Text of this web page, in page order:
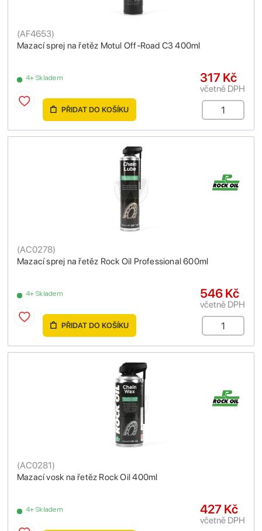
Mazací sprej na řetěz Motul Off-Road C3 400ml
(AF4653)
4+ Skladem 317 Kč
včetně DPH
PŘIDAT DO KOŠÍKU
Mazací sprej na řetěz Rock Oil Professional 600ml
(AC0278)
4+ Skladem 546 Kč
včetně DPH
PŘIDAT DO KOŠÍKU
Mazací vosk na řetěz Rock Oil 400ml
(AC0281)
4+ Skladem 427 Kč
včetně DPH